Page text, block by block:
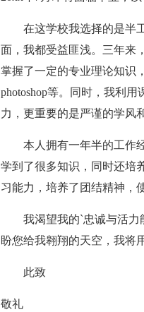
在这学校我选择的是半工
面，我都受益匪浅。三年来
掌握了一定的专业理论知识
photoshop等。同时，我利
力，更重要的是严谨的学风
本人拥有一年半的工作经
学到了很多知识，同时还培
习能力，培养了团结精神，
我渴望我的`忠诚与活力能
盼您给我翱翔的天空，我将
此致
敬礼